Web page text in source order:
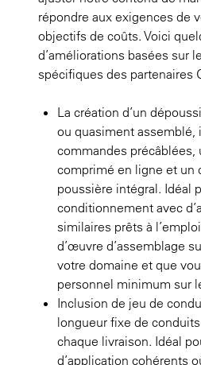
répondre aux exigences de
objectifs de coûts. Voici
d’améliorations basées sur
spécifiques des partenaires
La création d’un
ou quasiment assemblé,
commandes précâblées,
comprimé en ligne et un
poussière intégral. Idéal
conditionnement avec
similaires prêts à
d’œuvre d’assemblage
votre domaine et que
personnel minimum sur
Inclusion de jeu de
longueur fixe de
chaque livraison. Idéal
d’application cohérents